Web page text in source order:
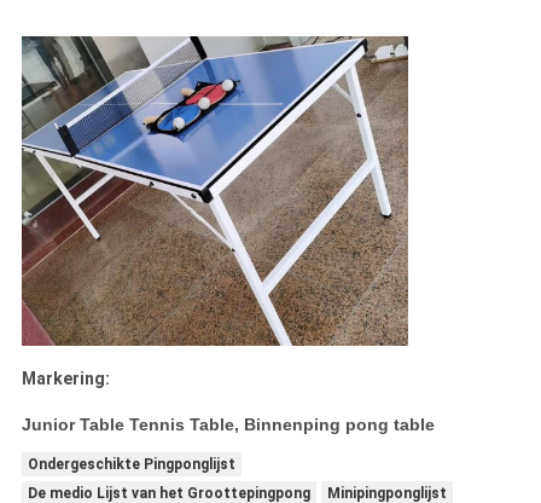
Markering:
Junior Table Tennis Table, Binnenping pong table
Ondergeschikte Pingponglijst
De medio Lijst van het Groottepingpong
Minipingponglijst